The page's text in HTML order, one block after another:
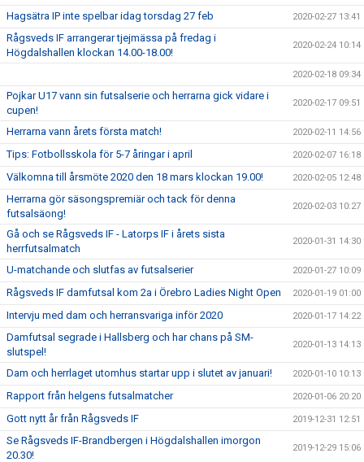
Hagsätra IP inte spelbar idag torsdag 27 feb 2020-02-27 13:41
Rågsveds IF arrangerar tjejmässa på fredag i
Högdalshallen klockan 14.00-18.00!
2020-02-24 10:14
2020-02-18 09:34
Pojkar U17 vann sin futsalserie och herrarna gick vidare i
cupen!
2020-02-17 09:51
Herrarna vann årets första match! 2020-02-11 14:56
Tips: Fotbollsskola för 5-7 åringar i april 2020-02-07 16:18
Välkomna till årsmöte 2020 den 18 mars klockan 19.00! 2020-02-05 12:48
Herrarna gör säsongspremiär och tack för denna
futsalsäong!
2020-02-03 10:27
Gå och se Rågsveds IF - Latorps IF i årets sista
herrfutsalmatch
2020-01-31 14:30
U-matchande och slutfas av futsalserier 2020-01-27 10:09
Rågsveds IF damfutsal kom 2a i Örebro Ladies Night Open 2020-01-19 01:00
Intervju med dam och herransvariga inför 2020 2020-01-17 14:22
Damfutsal segrade i Hallsberg och har chans på SM-
slutspel!
2020-01-13 14:13
Dam och herrlaget utomhus startar upp i slutet av januari! 2020-01-10 10:13
Rapport från helgens futsalmatcher 2020-01-06 20:20
Gott nytt år från Rågsveds IF 2019-12-31 12:51
Se Rågsveds IF-Brandbergen i Högdalshallen imorgon
20.30!
2019-12-29 15:06